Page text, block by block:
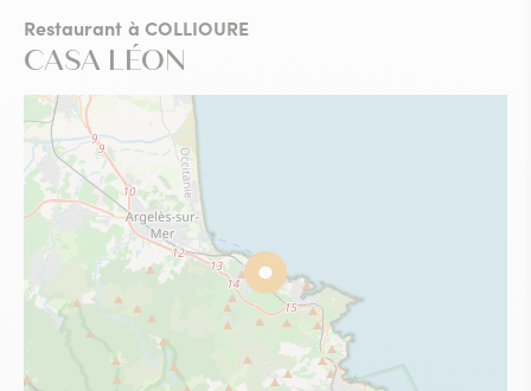
Restaurant à COLLIOURE
CASA LÉON